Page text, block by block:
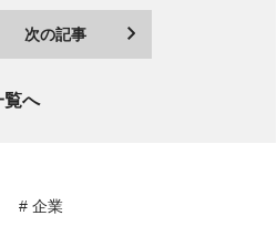
次の記事
覧へ
# 企業